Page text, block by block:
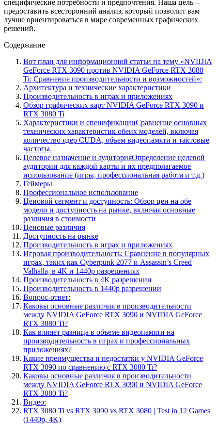
специфические потребности и предпочтения. Наша цель –
предоставить всесторонний анализ, который позволит вам
лучше ориентироваться в мире современных графических
решений.
Содержание
Вот план для информационной статьи на тему «NVIDIA
GeForce RTX 3090 против NVIDIA GeForce RTX 3080
Ti: Сравнение производительности и возможностей»:
Архитектура и технические характеристики
Производительность в играх и приложениях
Обзор графических карт NVIDIA GeForce RTX 3090 и
RTX 3080 Ti
Характеристики и спецификацииСравнение основных
технических характеристик обеих моделей, включая
количество ядер CUDA, объем видеопамяти и тактовые
частоты.
Целевое назначение и аудиторияОпределение целевой
аудитории для каждой карты и их предполагаемое
использование (игры, профессиональная работа и т.д.)
Геймеры
Профессиональное использование
Ценовой сегмент и доступность: Обзор цен на обе
модели и доступность на рынке, включая основные
различия в стоимости
Ценовые различия
Доступность на рынке
Производительность в играх и приложениях
Игровая производительность: Сравнение в популярных
играх, таких как Cyberpunk 2077 и Assassin’s Creed
Valhalla, в 4K и 1440p разрешениях
Производительность в 4K разрешении
Производительность в 1440p разрешении
Вопрос-ответ:
Каковы основные различия в производительности
между NVIDIA GeForce RTX 3090 и NVIDIA GeForce
RTX 3080 Ti?
Как влияет разница в объеме видеопамяти на
производительность в играх и профессиональных
приложениях?
Какие преимущества и недостатки у NVIDIA GeForce
RTX 3090 по сравнению с RTX 3080 Ti?
Каковы основные различия в производительности
между NVIDIA GeForce RTX 3090 и NVIDIA GeForce
RTX 3080 Ti?
Видео:
RTX 3080 Ti vs RTX 3090 vs RTX 3080 | Test in 12 Games
(1440p, 4K)